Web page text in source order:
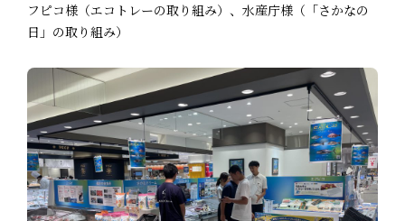
フピコ様（エコトレーの取り組み）、水産庁様（「さかなの
日」の取り組み）